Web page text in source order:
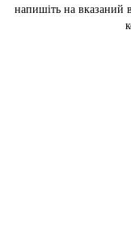
напишіть на вказаний